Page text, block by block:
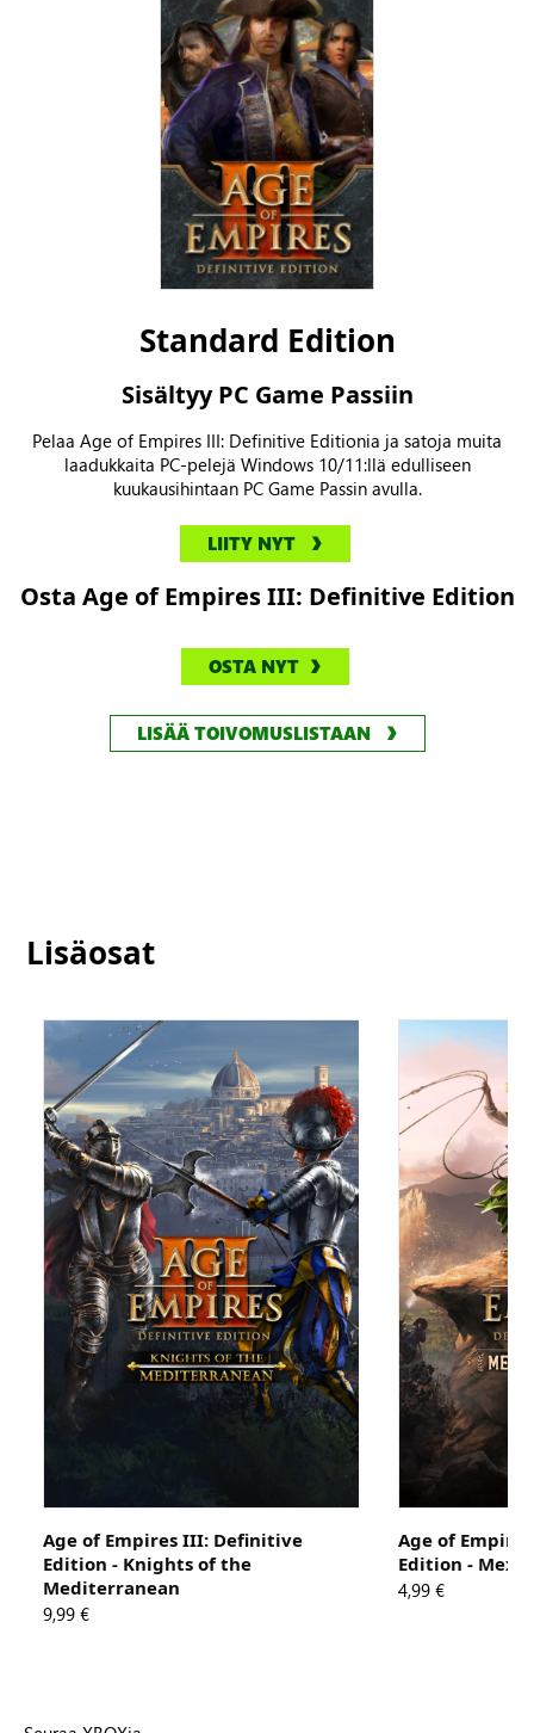
Standard Edition
Sisältyy PC Game Passiin
Pelaa Age of Empires III: Definitive Editionia ja satoja muita
laadukkaita PC-pelejä Windows 10/11:llä edulliseen
kuukausihintaan PC Game Passin avulla.
LIITY NYT
Osta Age of Empires III: Definitive Edition
OSTA NYT
LISÄÄ TOIVOMUSLISTAAN
Lisäosat
Age of Empires III: Definitive
Edition - Knights of the
Mediterranean
9,99 €
Age of
Edition -
4,99 €